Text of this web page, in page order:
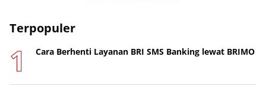
Terpopuler
Cara Berhenti Layanan BRI SMS Banking lewat BRIMO